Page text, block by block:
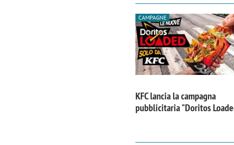
CAMPAGNE
KFC lancia la campagna
pubblicitaria "Doritos